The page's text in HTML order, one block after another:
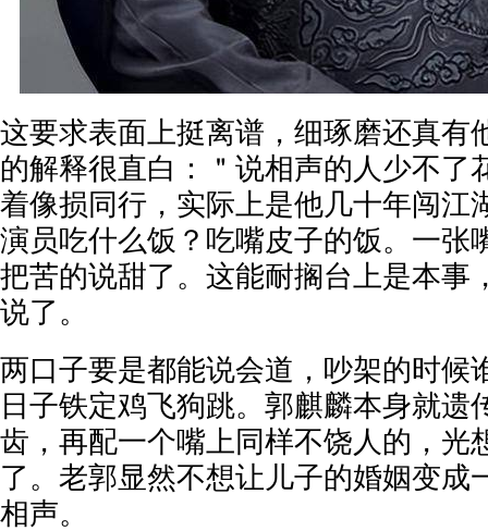
这要求表面上挺离谱，细琢磨还真有
的解释很直白：＂说相声的人少不了
着像损同行，实际上是他几十年闯江
演员吃什么饭？吃嘴皮子的饭。一张
把苦的说甜了。这能耐搁台上是本事
说了。
两口子要是都能说会道，吵架的时候
日子铁定鸡飞狗跳。郭麒麟本身就遗
齿，再配一个嘴上同样不饶人的，光
了。老郭显然不想让儿子的婚姻变成
相声。